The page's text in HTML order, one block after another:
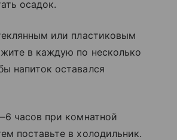
осадок.
или пластиковым
в каждую по несколько
напиток оставался
часов при комнатной
поставьте в холодильник.